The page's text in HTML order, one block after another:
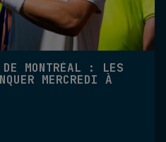
MONTRÉAL : LES
MERCREDI À